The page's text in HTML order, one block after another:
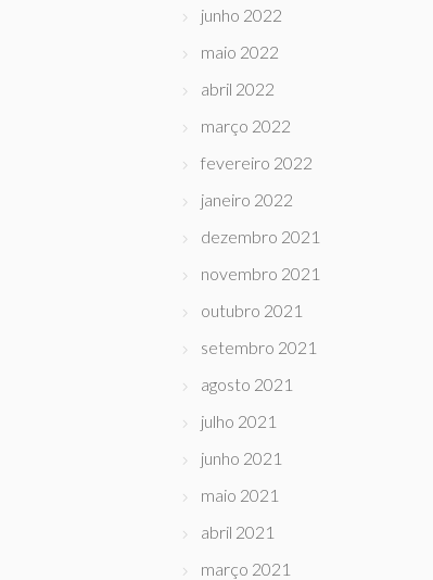
junho 2022
maio 2022
abril 2022
março 2022
fevereiro 2022
janeiro 2022
dezembro 2021
novembro 2021
outubro 2021
setembro 2021
agosto 2021
julho 2021
junho 2021
maio 2021
abril 2021
março 2021